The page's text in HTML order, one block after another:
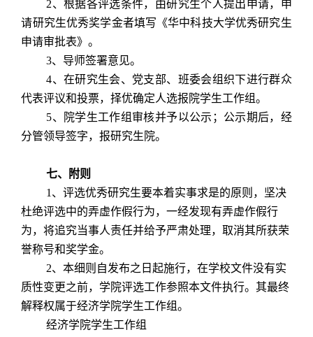
2、根据各评选条件，由研究生个人提出申请，申
请研究生优秀奖学金者填写《华中科技大学优秀研究生
申请审批表》。
3、导师签署意见。
4、在研究生会、党支部、班委会组织下进行群众
代表评议和投票，择优确定人选报院学生工作组。
5、院学生工作组审核并予以公示；公示期后，经
分管领导签字，报研究生院。
七、附则
1、评选优秀研究生要本着实事求是的原则，坚决
杜绝评选中的弄虚作假行为，一经发现有弄虚作假行
为，将追究当事人责任并给予严肃处理，取消其所获荣
誉称号和奖学金。
2、本细则自发布之日起施行，在学校文件没有实
质性变更之前，学院评选工作参照本文件执行。其最终
解释权属于经济学院学生工作组。
经济学院学生工作组